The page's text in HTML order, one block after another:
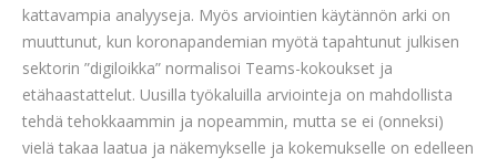
kattavampia analyyseja. Myös arviointien käytännön arki on
muuttunut, kun koronapandemian myötä tapahtunut julkisen
sektorin ”digiloikka” normalisoi Teams-kokoukset ja
etähaastattelut. Uusilla työkaluilla arviointeja on mahdollista
tehdä tehokkaammin ja nopeammin, mutta se ei (onneksi)
vielä takaa laatua ja näkemykselle ja kokemukselle on edelleen